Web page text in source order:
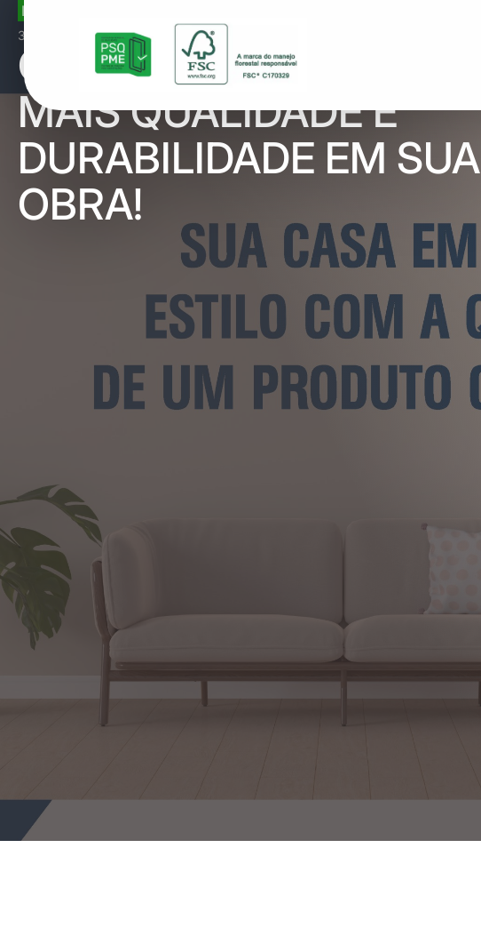
INFORMATIVO
3 de junho de 2022
CERTIFICAÇÃO: AINDA
MAIS QUALIDADE E
DURABILIDADE EM SUA
OBRA!